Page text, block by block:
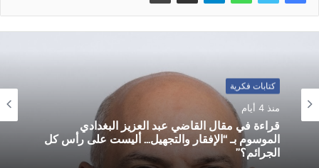
كتابات فكرية
منذ 4 أيام
قراءة في مقال القاضي عبد العزيز البغدادي
الموسوم بـ “الإفقار والتجهيل… أليست على رأس كل
الجرائم؟”